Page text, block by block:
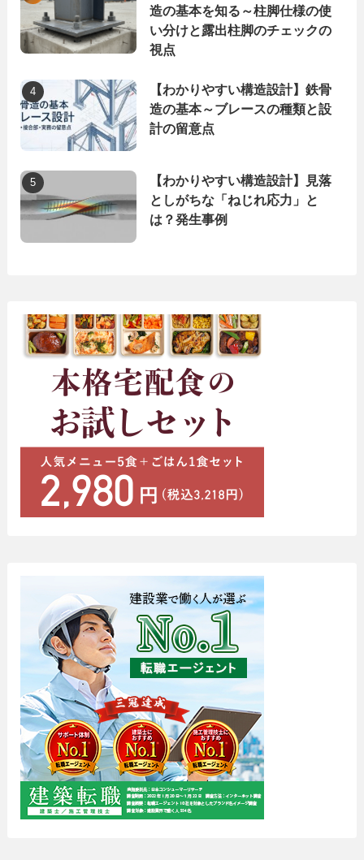
造の基本を知る～柱脚仕様の使
い分けと露出柱脚のチェックの
視点
【わかりやすい構造設計】鉄骨
造の基本～ブレースの種類と設
計の留意点
【わかりやすい構造設計】見落
としがちな「ねじれ応力」と
は？発生事例